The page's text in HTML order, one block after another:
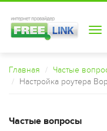
Главная
Частые
Настройка роутера
Частые вопросы